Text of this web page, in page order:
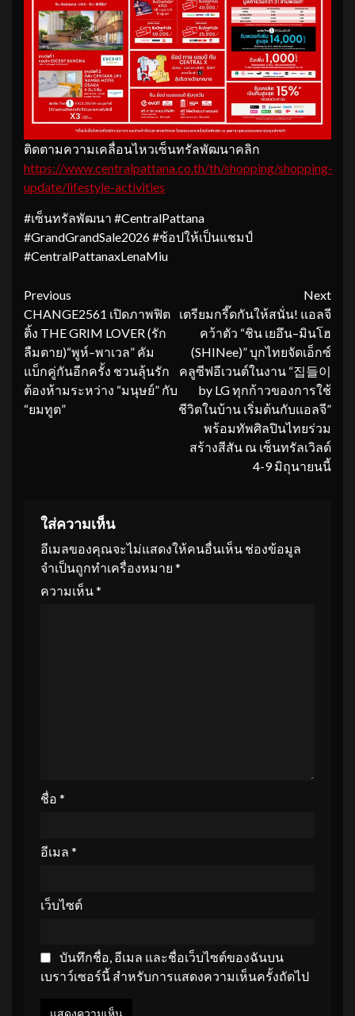
ติดตามความเคลื่อนไหวเซ็นทรัลพัฒนาคลิก
https://www.centralpattana.co.th/th/shopping/shopping-
update/lifestyle-activities
#เซ็นทรัลพัฒนา #CentralPattana
#GrandGrandSale2026 #ช้อปให้เป็นแชมป์
#CentralPattanaxLenaMiu
Continue
Reading
Previous
CHANGE2561 เปิดภาพฟิต
ติ้ง THE GRIM LOVER (รัก
ลืมตาย)“พูห์–พาเวล” คัม
แบ็กคู่กันอีกครั้ง ชวนลุ้นรัก
ต้องห้ามระหว่าง “มนุษย์” กับ
“ยมทูต”
Next
เตรียมกรี๊ดกันให้สนั่น! แอลจี
คว้าตัว “ชิน เยอึน–มินโฮ
(SHINee)” บุกไทยจัดเอ็กซ์
คลูซีฟอีเวนต์ในงาน “집들이
by LG ทุกก้าวของการใช้
ชีวิตในบ้าน เริ่มต้นกับแอลจี”
พร้อมทัพศิลปินไทยร่วม
สร้างสีสัน ณ เซ็นทรัลเวิลด์
4-9 มิถุนายนนี้
ใส่ความเห็น
อีเมลของคุณจะไม่แสดงให้คนอื่นเห็น ช่องข้อมูล
จำเป็นถูกทำเครื่องหมาย *
ความเห็น*
ชื่อ *
อีเมล *
เว็บไซต์
บันทึกชื่อ, อีเมล และชื่อเว็บไซต์ของฉันบน
เบราว์เซอร์นี้ สำหรับการแสดงความเห็นครั้งถัดไป